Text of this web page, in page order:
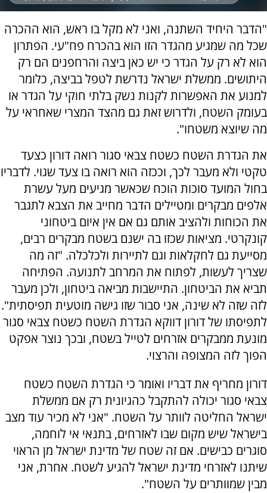
"הדבר היחיד השתנה, ואני לא מקל בו ראש, הוא ההכרה
שכל מה שמגיע מהגדר הזו הוא בהכרח פח"עי. הפתרון
הוא לא רק על הגדר כי יש כאן ביצה והרחפנים הם רק
היתושים. ממשלת ישראל נדרשת לטפל בביצה, כלומר
למנוע את האפשרות לקנות נשק בלתי חוקי על הגדר או
בעומק השטח, ולדרוש זאת גם מהצד המצרי שאחראי על
מה שיוצא משטחו".
את הגדרת השטח כשטח צבאי סגור רואה דורון כצעד
טקטי ולא מעבר לכך, וככזה הוא רואה בו צעד שגוי. לדבריו
בחול המועד סוכות הוכח שכאשר מגיעים מעל עשרת
אלפים מבקרים ומטיילים הדבר מחייב את הצבא לתגבר
את הכוחות ולהציב אותם גם אם אין איום ביטחוני
קונקרטי. מציאות שכזו בה ישנם בשטח מבקרים רבים,
מסייעת גם לחקלאות וגם לתיירות ולכלכלה. "זה מה
שצריך לעשות, לפתוח את המרחב לתנועה. הפתיחה
תביא את הביטחון. התיישבות מביאה ביטחון, ולכן מעבר
לזה שזה לא שינה, אני סבור שזו גישה מוטעית תפיסתית".
לתפיסתו של דורון דווקא הגדרת השטח כשטח צבאי סגור
מונעת ממבקרים אזרחים לטייל בשטח, ובכך נוצר אפקט
הפוך לזה המצופה והרצוי.
דורון מחריף את דבריו ואומר כי הגדרת השטח כשטח
צבאי סגור יכולה להתקבל כהגיונית רק אם ממשלת
ישראל החליטה לוותר על השטח. "אני לא מכיר עוד מצב
בישראל שיש מקום שבו לאזרחים, בתנאי אי לוחמה,
סוגרים כבישים. אם זה שטח של מדינת ישראל מן הראוי
שיתנו לאזרחי מדינת ישראל להגיע לשטח. אחרת, אני
מבין שמוותרים על השטח".